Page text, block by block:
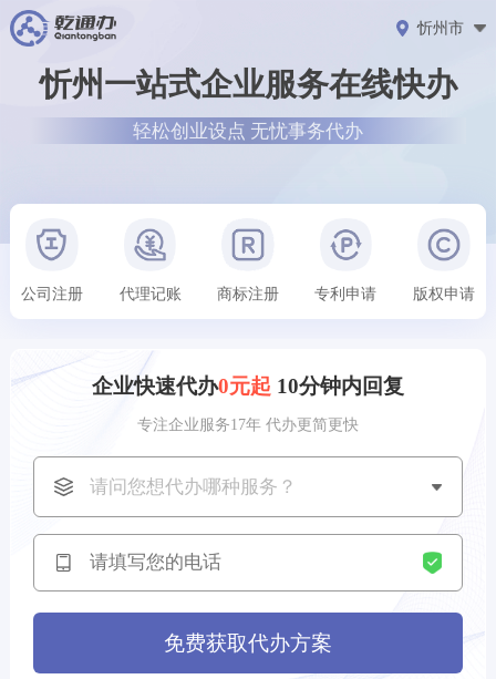
忻州市
忻州一站式企业服务在线快办
轻松创业设点 无忧事务代办
公司注册 代理记账 商标注册 专利申请 版权申请
企业快速代办0元起 10分钟内回复
专注企业服务17年 代办更简更快
免费获取代办方案
西安市用户 137****1509 刚刚获取了 专利申请方案
北京市用户 158****4059 刚刚获取了 专利申请方案
深圳市用户 187****6977 刚刚获取了 公司注册方案
杭州市用户 刚刚获取了
昆明市用户 179****3405
天津市用户 137****0984 刚刚获取了 商标注册方案
刚刚获取了